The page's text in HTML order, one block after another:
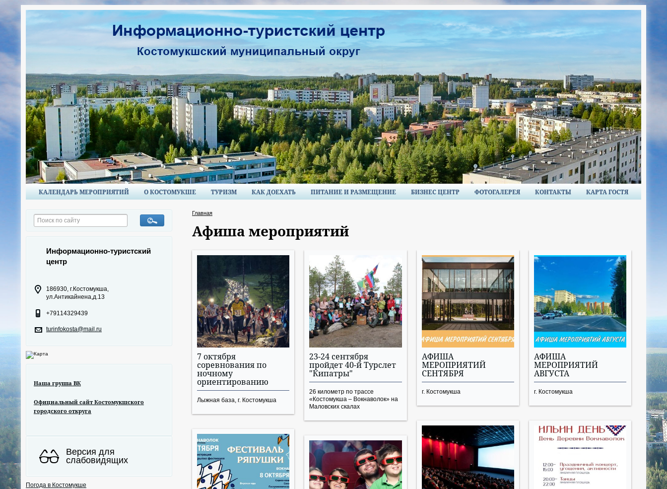
КАЛЕНДАРЬ МЕРОПРИЯТИЙ О КОСТОМУКШЕ ТУРИЗМ КАК ДОЕХАТЬ ПИТАНИЕ И РАЗМЕЩЕНИЕ БИЗНЕС ЦЕНТР ФОТОГАЛЕРЕЯ КОНТАКТЫ КАРТА ГОСТЯ
Информационно-туристский
центр
186930, г.Костомукша,
ул.Антикайнена,д.13
+79114329439
turinfokosta@mail.ru
Наша группа ВК
Официальный сайт Костомукшского
городского откруга
Версия для
слабовидящих
Погода в Костомукше
Главная
Афиша мероприятий
7 октября
соревнования по
ночному
ориентированию
Лыжная база, г. Костомукша
23-24 сентября
пройдет 40-й Турслет
"Кипатры"
26 километр по трассе
«Костомукша – Вокнаволок» на
Маловских скалах
АФИША
МЕРОПРИЯТИЙ
СЕНТЯБРЯ
г. Костомукша
АФИША
МЕРОПРИЯТИЙ
АВГУСТА
г. Костомукша